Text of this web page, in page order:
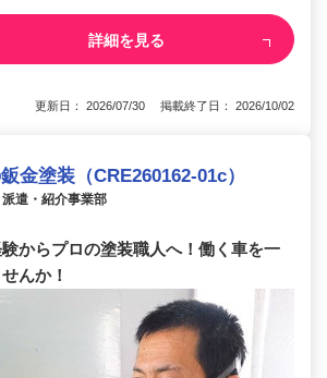
詳細を見る
更新日： 2026/07/30 掲載終了日： 2026/10/02
金塗装（CRE260162-01c）
遣・紹介事業部
験からプロの塗装職人へ！働く車を一
んか！